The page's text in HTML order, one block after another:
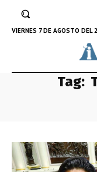
VIERNES 7 DE AGOSTO DEL
Tag: